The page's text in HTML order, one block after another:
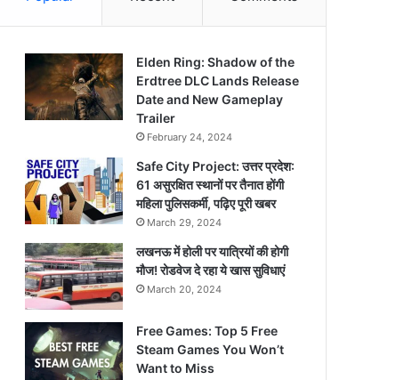
Elden Ring: Shadow of the
Erdtree DLC Lands Release
Date and New Gameplay
Trailer
February 24, 2024
Safe City Project: उत्तर प्रदेश:
61 असुरक्षित स्थानों पर तैनात होंगी
महिला पुलिसकर्मी, पढ़िए पूरी खबर
March 29, 2024
लखनऊ में होली पर यात्रियों की होगी
मौज! रोडवेज दे रहा ये खास सुविधाएं
March 20, 2024
Free Games: Top 5 Free
Steam Games You Won’t
Want to Miss